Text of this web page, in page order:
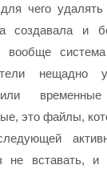
чего
создавала и
вообще
нещадно
это файлы,
не вставать,